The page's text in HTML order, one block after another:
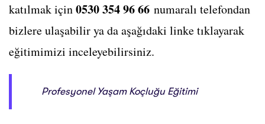
katılmak için0530 354 96 66 numaralı telefondan
bizlere ulaşabilir ya da aşağıdaki linke tıklayarak
eğitimimizi inceleyebilirsiniz.
Profesyonel Yaşam Koçluğu Eğitimi